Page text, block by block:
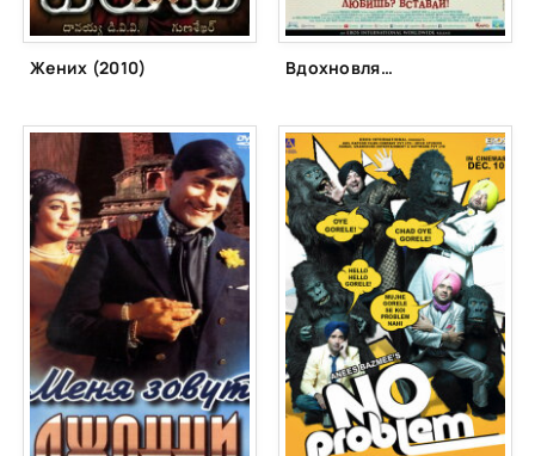
Жених (2010) Вдохновляющая любовь (2017)